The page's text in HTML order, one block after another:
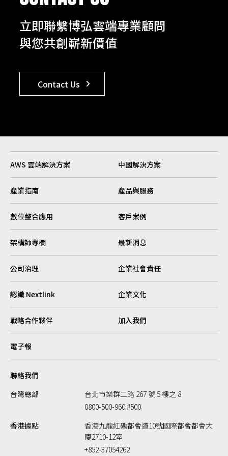
立即聯繫博弘雲端專業顧問
與您共創嶄新價值
Contact Us
AWS 雲端解決方案 中國解決方案
產業指南 產品與服務
數位整合應用 客戶案例
架構師專欄 最新消息
公司治理 企業社會責任
認識 Nextlink 企業文化
戰略合作夥伴 加入我們
電子報
聯絡我們
台灣總部
台北市樂群二路 267 號 5 樓之 8
0800-500-960 #500
香港據點
香港九龍紅磡都會道10號國際都會都會大
廈2710-12室
+852-37054262